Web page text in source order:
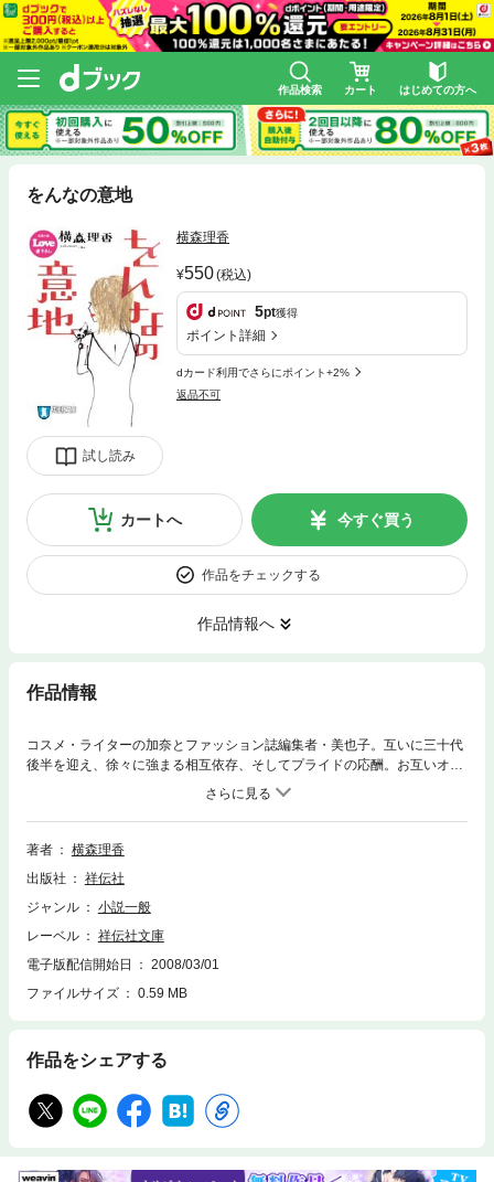
作品検索 カート はじめての方へ
をんなの意地
試し読み
横森理香
550(税込)
5pt獲得
ポイント詳細
dカード利用でさらにポイント+2%
返品不可
カートへ 今すぐ買う
作品をチェックする
作品情報へ
作品情報
コスメ・ライターの加奈とファッション誌編集者・美也子。互いに三十代
後半を迎え、徐々に強まる相互依存、そしてプライドの応酬。お互いオト
コがいないわけではないが、結局セフレ止まり、結婚願望も薄れゆく。い
つしか彼女たちはそこらのオトコたちでは及びもつかぬ、手強い“をん
な”となっていた!?
著者
横森理香
出版社
祥伝社
ジャンル
小説一般
レーベル
祥伝社文庫
電子版配信開始日
2008/03/01
ファイルサイズ
0.59 MB
作品をシェアする